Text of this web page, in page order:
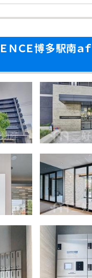
ＮＣＥ博多駅南ａｆ